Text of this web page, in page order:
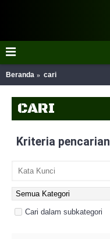
Beranda cari
CARI
Kriteria pencarian
Cari dalam subkategori